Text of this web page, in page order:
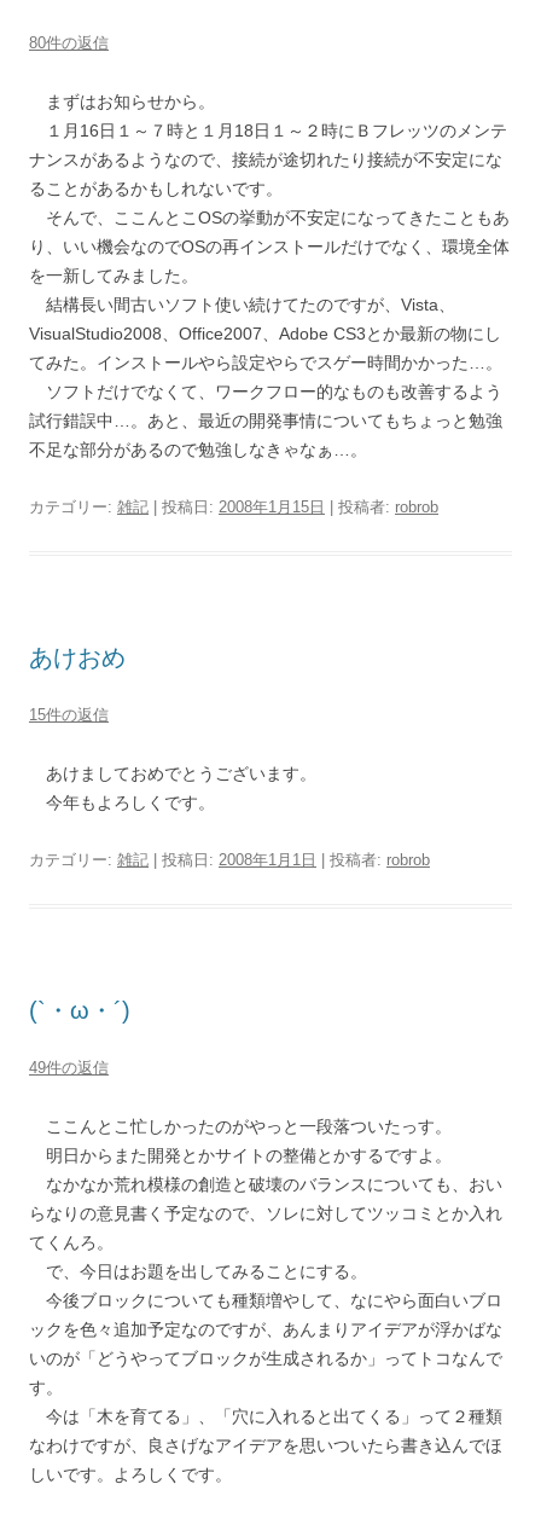
80件の返信
まずはお知らせから。
１月16日１～７時と１月18日１～２時にＢフレッツのメンテ
ナンスがあるようなので、接続が途切れたり接続が不安定にな
ることがあるかもしれないです。
そんで、ここんとこOSの挙動が不安定になってきたこともあ
り、いい機会なのでOSの再インストールだけでなく、環境全体
を一新してみました。
結構長い間古いソフト使い続けてたのですが、Vista、
VisualStudio2008、Office2007、Adobe CS3とか最新の物にし
てみた。インストールやら設定やらでスゲー時間かかった…。
ソフトだけでなくて、ワークフロー的なものも改善するよう
試行錯誤中…。あと、最近の開発事情についてもちょっと勉強
不足な部分があるので勉強しなきゃなぁ…。
カテゴリー: 雑記 | 投稿日: 2008年1月15日 投稿者: robrob
あけおめ
15件の返信
あけましておめでとうございます。
今年もよろしくです。
カテゴリー: 雑記 | 投稿日: 2008年1月1日 投稿者: robrob
(`・ω・´)
49件の返信
ここんとこ忙しかったのがやっと一段落ついたっす。
明日からまた開発とかサイトの整備とかするですよ。
なかなか荒れ模様の創造と破壊のバランスについても、おい
らなりの意見書く予定なので、ソレに対してツッコミとか入れ
てくんろ。
で、今日はお題を出してみることにする。
今後ブロックについても種類増やして、なにやら面白いブロ
ックを色々追加予定なのですが、あんまりアイデアが浮かばな
いのが「どうやってブロックが生成されるか」ってトコなんで
す。
今は「木を育てる」、「穴に入れると出てくる」って２種類
なわけですが、良さげなアイデアを思いついたら書き込んでほ
しいです。よろしくです。